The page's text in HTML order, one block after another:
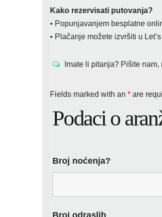
Kako rezervisati putovanja?
• Popunjavanjem besplatne
• Plačanje možete izvršiti u
Imate li pitanja? Pišite nam,
Fields marked with an * are
Podaci o
Broj noćenja?
Broj odraslih